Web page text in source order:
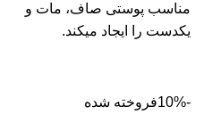
مناسب پوستی صاف، مات و
یک­دست را ایجاد می­کند.
-10% فروخته شده